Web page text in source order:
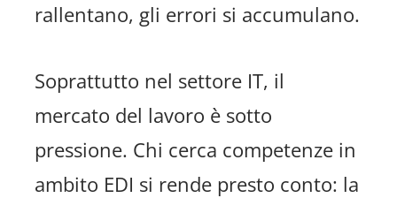
rallentano, gli errori si accumulano.
Soprattutto nel settore IT, il
mercato del lavoro è sotto
pressione. Chi cerca competenze in
ambito EDI si rende presto conto: la